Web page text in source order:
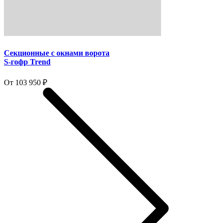
Секционные с окнами ворота
S-гофр Trend
От 103 950 ₽